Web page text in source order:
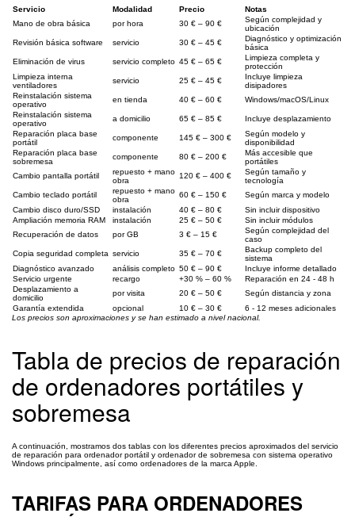
Servicio Modalidad Precio
Notas
Mano de obra básica
por hora 30 € – 90 €
Según complejidad y
ubicación
Revisión básica software
servicio 30 € – 45 €
Diagnóstico y optimización
básica
Eliminación de virus
servicio completo 45 € – 65 €
Limpieza completa y
protección
Limpieza interna
ventiladores
servicio 25 € – 45 €
Incluye limpieza
disipadores
Reinstalación sistema
operativo
en tienda 40 € – 60 €
Windows/macOS/Linux
Reinstalación sistema
operativo
a domicilio 65 € – 85 €
Incluye desplazamiento
Reparación placa base
portátil
componente 145 € – 300 €
Según modelo y
disponibilidad
Reparación placa base
sobremesa
componente 80 € – 200 €
Más accesible que
portátiles
Cambio pantalla portátil
repuesto + mano
obra
120 € – 400 €
Según tamaño y
tecnología
Cambio teclado portátil
repuesto + mano
obra
60 € – 150 €
Según marca y modelo
Cambio disco duro/SSD
instalación 40 € – 80 €
Sin incluir dispositivo
Ampliación memoria RAM
instalación 25 € – 50 €
Sin incluir módulos
Recuperación de datos
por GB 3 € – 15 €
Según complejidad del
caso
Copia seguridad completa servicio 35 € – 70 €
Backup completo del
sistema
Diagnóstico avanzado
análisis completo 50 € – 90 €
Incluye informe detallado
Servicio urgente
recargo +30 % – 60 %
Reparación en 24 - 48 h
Desplazamiento a
domicilio
por visita 20 € – 50 €
Según distancia y zona
Garantía extendida
opcional 10 € – 30 €
6 - 12 meses adicionales
Los precios son aproximaciones y se han estimado a nivel nacional.
Tabla de precios de reparación
de ordenadores portátiles y
sobremesa
A continuación, mostramos dos tablas con los diferentes precios aproximados del servicio
de reparación para ordenador portátil y ordenador de sobremesa con sistema operativo
Windows principalmente, así como ordenadores de la marca Apple.
TARIFAS PARA ORDENADORES